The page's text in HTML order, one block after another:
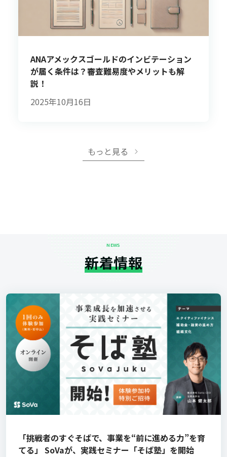
ANAアメックスゴールドのインビテーション
が届く条件は？審査難易度やメリットも解
説！
2025年10月16日
もっと見る
NEWS
新着情報
「挑戦者のすぐそばで、事業を“前に進める力”を育
てる」 SoVaが、実践セミナー「そば塾」を開始